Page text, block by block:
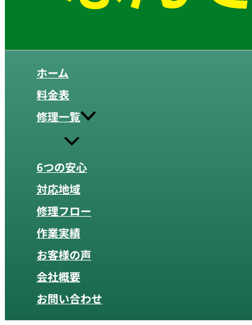
ホーム
料金表
修理一覧
6つの安心
対応地域
修理フロー
作業実績
お客様の声
会社概要
お問い合わせ